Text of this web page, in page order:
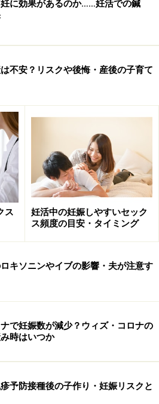
けれど、それは不妊の原因をし
因に対して適切な治療を行え
あるもの・効果がないも
言えるものの、実は残念ながら
たくさんあります。不妊症の主
、卵管因子、子宮因子、男性不因
が、卵管が詰まっている、子宮
内膜ポリープ、精索静脈瘤、精
「形の異常」が認められる場合
ます。また、染色体異常や無射
害も鍼灸の適応外となります。
らの異常がないかどうかを女性
尿器科にて基本検査を受けるこ
発見し、無意味な不妊鍼灸治療
です。
るのは、自律神経の乱れが原因
に効果があるのか……妊活での鍼
不安？リスクや後悔・産後の子育て
ス
妊活中の妊娠しやすいセック
ス頻度の目安・タイミング
キソニンやイブの影響・夫が注意す
で妊娠数が減少？ウィズ・コロナの
時はいつか
予防接種後の子作り・妊娠リスクと